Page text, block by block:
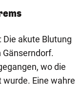
Die akute Blutung
wo die
Eine wahre